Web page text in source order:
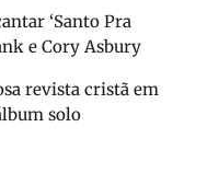
‘Santo Pra
e Cory Asbury
revista cristã em
solo